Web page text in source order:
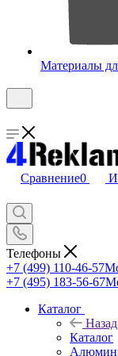
Материалы
Сравнение0
Телефоны
+7 (499) 110-46-57
+7 (495) 183-56-67
Каталог
Назад
Каталог